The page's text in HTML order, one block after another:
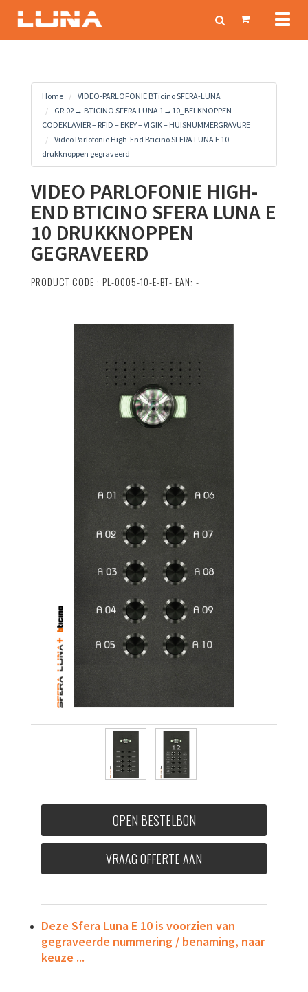
Home
VIDEO-PARLOFONIE BTicino SFERA-LUNA
GR.02→ BTICINO SFERA LUNA 1→10_BELKNOPPEN –
CODEKLAVIER – RFID – EKEY – VIGIK – HUISNUMMERGRAVURE
Video Parlofonie High-End Bticino SFERA LUNA E 10
drukknoppen gegraveerd
VIDEO PARLOFONIE HIGH-
END BTICINO SFERA LUNA E
10 DRUKKNOPPEN
GEGRAVEERD
PRODUCT CODE : PL-0005-10-E-BT- EAN: -
OPEN BESTELBON
VRAAG OFFERTE AAN
Deze Sfera Luna E 10 is voorzien van
gegraveerde nummering / benaming, naar
keuze ...